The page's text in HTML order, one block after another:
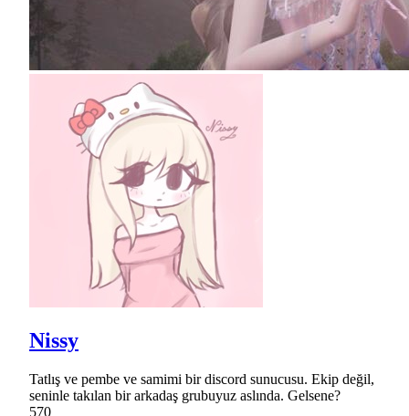
Nissy
Tatlış ve pembe ve samimi bir discord sunucusu. Ekip değil,
seninle takılan bir arkadaş grubuyuz aslında. Gelsene?
570